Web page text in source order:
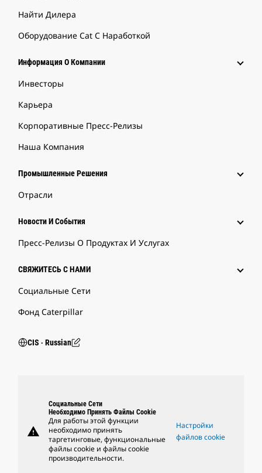
Найти Дилера
Оборудование Cat С Наработкой
Информация О Компании
Инвесторы
Карьера
Корпоративные Пресс-Релизы
Наша Компания
Промышленные Решения
Отрасли
Новости И События
Пресс-Релизы О Продуктах И Услугах
СВЯЖИТЕСЬ С НАМИ
Социальные Сети
Фонд Caterpillar
CIS ‧ Russian
warning
Социальные Сети
Необходимо Принять Файлы Cookie
Для работы этой функции
необходимо принять
таргетинговые, функциональные
файлы cookie и файлы cookie
производительности.
Настройки
файлов cookie